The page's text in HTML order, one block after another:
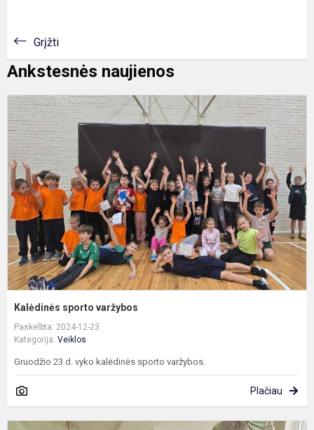
Grįžti
Ankstesnės naujienos
Kalėdinės sporto varžybos
Paskelbta: 2024-12-23
Kategorija: Veiklos
Gruodžio 23 d. vyko kalėdinės sporto varžybos.
Plačiau